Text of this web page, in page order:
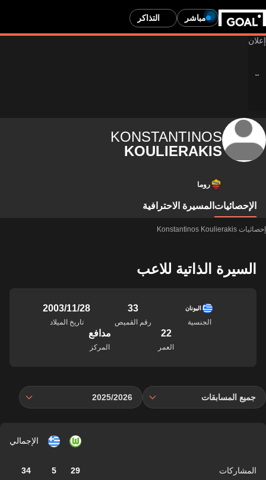
مباشر التذاكر
KONSTANTINOS
KOULIERAKIS
روما
الإحصائيات المسيرة الاحترافية
إحصائيات Konstantinos Koulierakis
السيرة الذاتية للاعب
اليونان
الجنسية
33
رقم القميص
28‏/11‏/2003
تاريخ الميلاد
22
العمر
مدافع
المركز
جميع المسابقات 2025/2026
الإجمالي
المشاركات 29
5
34